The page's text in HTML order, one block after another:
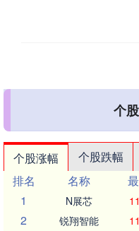
个
个股涨幅 个股跌幅
排名
名称
1
N展芯
2 锐翔智能